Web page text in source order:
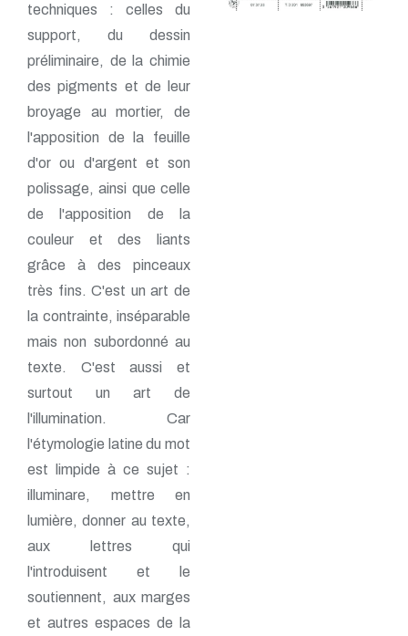
techniques : celles du
support, du dessin
préliminaire, de la chimie
des pigments et de leur
broyage au mortier, de
l'apposition de la feuille
d'or ou d'argent et son
polissage, ainsi que celle
de l'apposition de la
couleur et des liants
grâce à des pinceaux
très fins. C'est un art de
la contrainte, inséparable
mais non subordonné au
texte. C'est aussi et
surtout un art de
l'illumination. Car
l'étymologie latine du mot
est limpide à ce sujet :
illuminare, mettre en
lumière, donner au texte,
aux lettres qui
l'introduisent et le
soutiennent, aux marges
et autres espaces de la